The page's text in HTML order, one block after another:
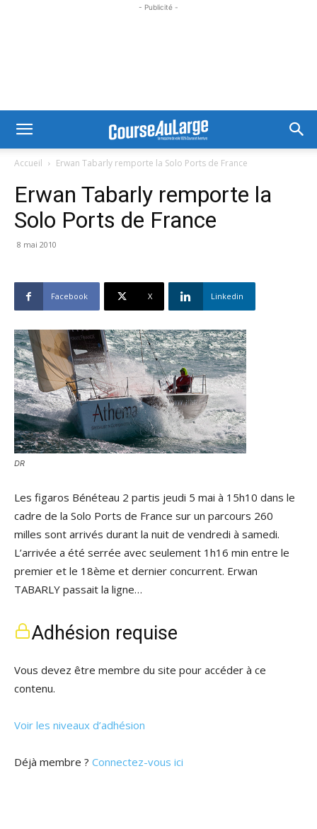
- Publicité -
Accueil Erwan Tabarly remporte la Solo Ports de France
Erwan Tabarly remporte la
Solo Ports de France
8 mai 2010
Facebook X Linkedin
DR
Les figaros Bénéteau 2 partis jeudi 5 mai à 15h10 dans le
cadre de la Solo Ports de France sur un parcours 260
milles sont arrivés durant la nuit de vendredi à samedi.
L’arrivée a été serrée avec seulement 1h16 min entre le
premier et le 18ème et dernier concurrent. Erwan
TABARLY passait la ligne…
Adhésion requise
Vous devez être membre du site pour accéder à ce
contenu.
Voir les niveaux d’adhésion
Déjà membre ? Connectez-vous ici